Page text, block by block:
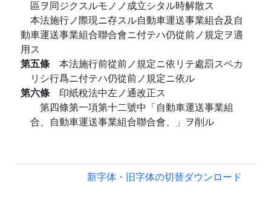
區ヲ同ジクスルモノノ成立シタル時解散ス
本法施行ノ際現ニ存スル自動車運送事業組合及自
動車運送事業組合聯合會ニ付テハ仍從前ノ規定ヲ適
用ス
第五條 本法施行前從前ノ規定ニ依リテ處罰スベカ
リシ行爲ニ付テハ仍從前ノ規定ニ依ル
第六條 印紙稅法中左ノ通改正ス
第四條第一項第十二號中「自動車運送事業組
合、自動車運送事業組合聯合會、」ヲ削ル
新字体・旧字体の切替ダウンロード